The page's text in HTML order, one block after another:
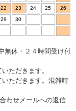
22 23 24 25
26
29 30
無休・２４時間受け付
ただきます。
ただきます。混雑時
わせメールへの返信